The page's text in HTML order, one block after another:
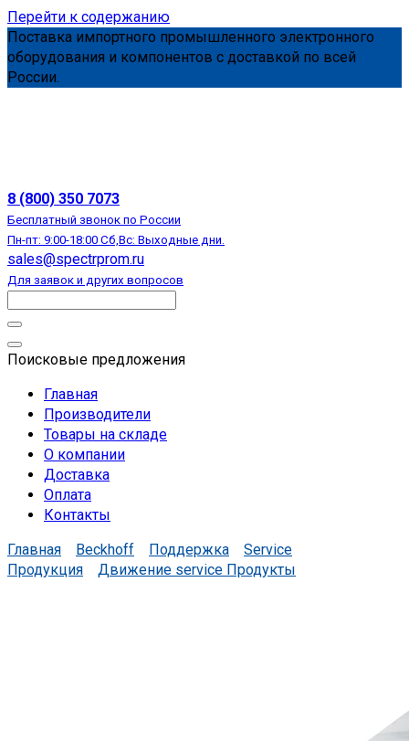
Перейти к содержанию
Поставка импортного промышленного электронного
оборудования и компонентов с доставкой по всей
России.
8 (800) 350 7073
Бесплатный звонок по России
Пн-пт: 9:00-18:00 Сб,Вс: Выходные дни.
sales@spectrprom.ru
Для заявок и других вопросов
Поисковые предложения
Главная
Производители
Товары на складе
О компании
Доставка
Оплата
Контакты
Главная
Beckhoff Поддержка
Service
Продукция
Движение service Продукты